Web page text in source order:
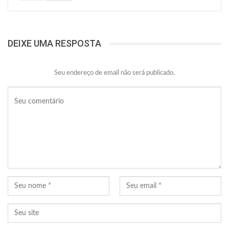
DEIXE UMA RESPOSTA
Seu endereço de email não será publicado.